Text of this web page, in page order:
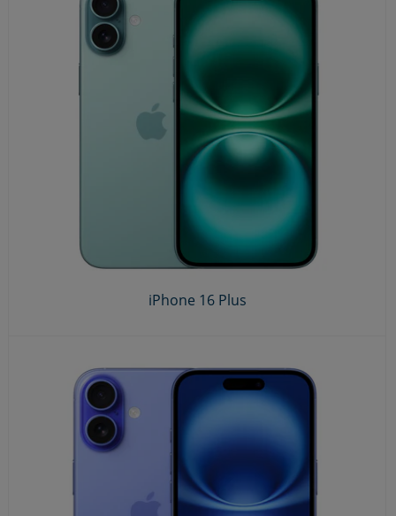
iPhone 16 Plus